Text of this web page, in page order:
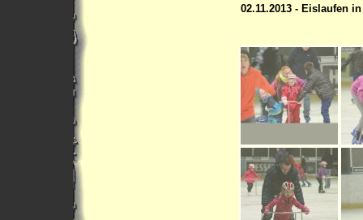
02.11.2013 - Eislaufen